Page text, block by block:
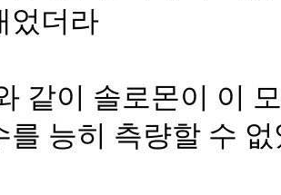
었더라
같이 솔로몬이 이
를 능히 측량할 수